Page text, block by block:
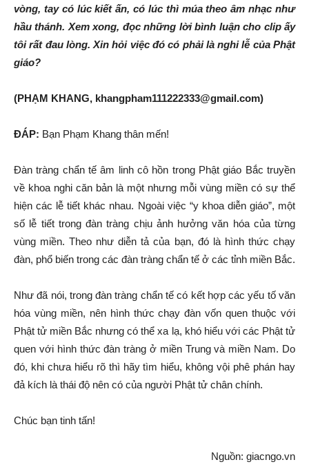
vòng, tay có lúc kiết ấn, có lúc thì múa theo âm nhạc như
hầu thánh. Xem xong, đọc những lời bình luận cho clip ấy
tôi rất đau lòng. Xin hỏi việc đó có phải là nghi lễ của Phật
giáo?
(PHẠM KHANG, khangpham111222333@gmail.com)
ĐÁP: Bạn Phạm Khang thân mến!
Đàn tràng chẩn tế âm linh cô hồn trong Phật giáo Bắc truyền
về khoa nghi căn bản là một nhưng mỗi vùng miền có sự thể
hiện các lễ tiết khác nhau. Ngoài việc “y khoa diễn giáo”, một
số lễ tiết trong đàn tràng chịu ảnh hưởng văn hóa của từng
vùng miền. Theo như diễn tả của bạn, đó là hình thức chạy
đàn, phổ biến trong các đàn tràng chẩn tế ở các tỉnh miền Bắc.
Như đã nói, trong đàn tràng chẩn tế có kết hợp các yếu tố văn
hóa vùng miền, nên hình thức chạy đàn vốn quen thuộc với
Phật tử miền Bắc nhưng có thể xa lạ, khó hiểu với các Phật tử
quen với hình thức đàn tràng ở miền Trung và miền Nam. Do
đó, khi chưa hiểu rõ thì hãy tìm hiểu, không vội phê phán hay
đả kích là thái độ nên có của người Phật tử chân chính.
Chúc bạn tinh tấn!
Nguồn: giacngo.vn